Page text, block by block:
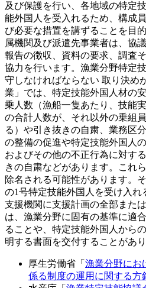
及び保護を行い、各地域の特定
能外国人を受入れるため、構成
び必要な措置を講ずることを目
属機関及び派遣先事業者は、協
報告の徴収、資料の要求、調査
協力を行います。漁業分野特定
守しなければならない 取り決め
業」では、特定技能外国人材の
乗人数（漁船一隻あたり、技能
の合計人数が、それ以外の乗組
る）や引き抜きの自粛、業務区
の整備の促進や特定技能外国人
およびその他の不正行為に対す
きの自粛などがあります。これ
除名される可能性があります。
の1号特定技能外国人を受け入
支援機関に支援計画の全部また
は、漁業分野に固有の基準に適
ることや、特定技能外国人から
明する書面を交付することがあり
厚生労働省「 漁業分野にお
係る制度の運用に関する方